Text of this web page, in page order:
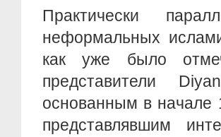
Практически
неформальных
как уже было
представители
основанным в начале
представлявшим